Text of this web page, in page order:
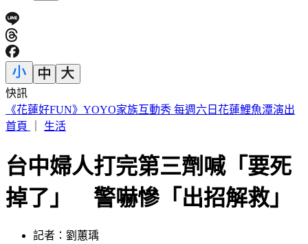
快訊
穿UNIQLO AIRism發現不涼了？網見「1關鍵」驚呆
首頁
生活
台中婦人打完第三劑喊「要死
掉了」 警嚇慘「出招解救」
記者：劉蕙瑀